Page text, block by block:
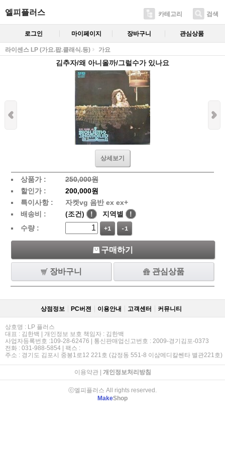
엘피플러스 카테고리 검색
로그인 마이페이지 장바구니 관심상품
라이센스 LP (가요.팝.클래식.등) 가요
김추자/왜 아니올까/그럴수가 있나요
상세보기
상품가 :
250,000원
할인가 :
200,000원
특이사항 :
자켓vg 음반 ex ex+
배송비 :
(조건) ! 지역별
!
수량 :
+1 -1
구매하기
장바구니 관심상품
상점정보 PC버젼 이용안내 고객센터 커뮤니티
상호명 : LP 플러스
대표 : 김한백 | 개인정보 보호 책임자 : 김한백
사업자등록번호 :109-28-62476 | 통신판매업신고번호 : 2009-경기김포-0373
전화 : 031-988-5854 | 팩스 :
주소 : 경기도 김포시 중봉1로12 221호 (감정동 551-8 이삼메디칼쎈타 별관221호)
이용약관| 개인정보처리방침
ⓒ엘피플러스 All rights reserved.
MakeShop